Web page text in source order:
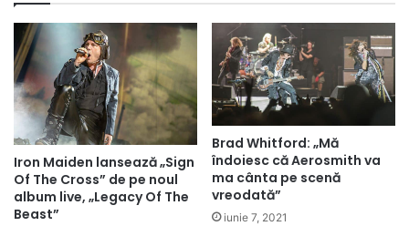
Iron Maiden lansează „Sign
Of The Cross” de pe noul
album live, „Legacy Of The
Beast”
Brad Whitford: „Mă
îndoiesc că Aerosmith va
ma cânta pe scenă
vreodată”
iunie 7, 2021